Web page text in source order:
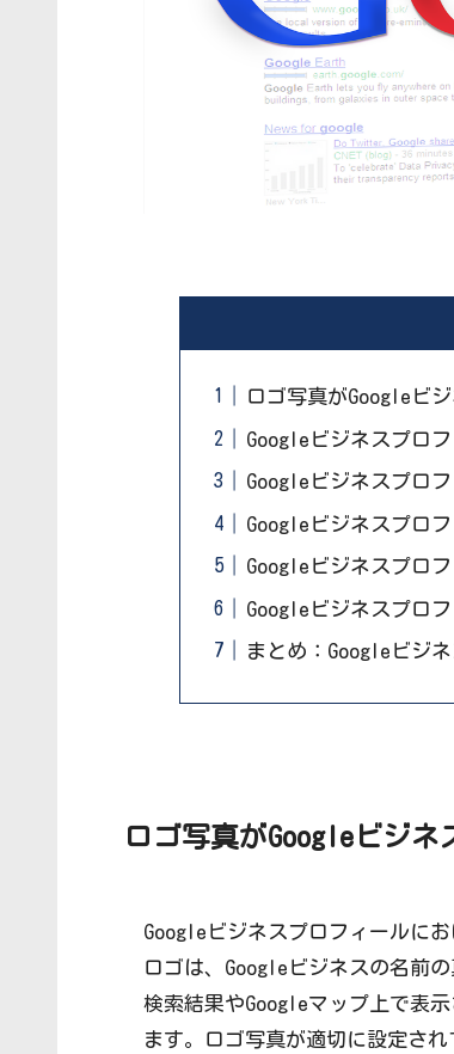
ロゴ写真がGoogleビ
Googleビジネスプロ
Googleビジネスプロ
Googleビジネスプロ
Googleビジネスプロ
Googleビジネスプロ
まとめ：Googleビジ
ロゴ写真がGoogleビジ
Googleビジネスプロフィールに
ロゴは、Googleビジネスの名前
検索結果やGoogleマップ上で表
ます。ロゴ写真が適切に設定さ